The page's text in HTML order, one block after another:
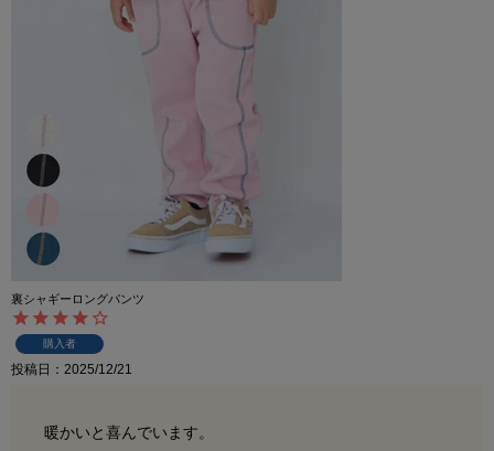
裏シャギーロングパンツ
購入者
投稿日 2025/12/21
暖かいと喜んでいます。